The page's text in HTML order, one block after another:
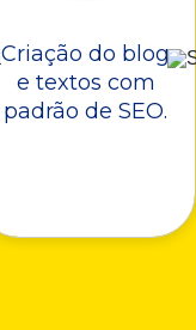
Criação do blog
e textos com
padrão de SEO.